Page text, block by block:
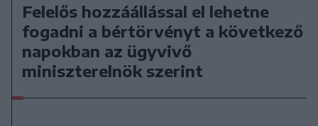
Felelős hozzáállással el lehetne
fogadni a bértörvényt a következő
napokban az ügyvivő
miniszterelnök szerint